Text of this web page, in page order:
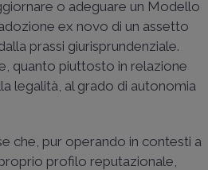
o adeguare un Modello
ex novo di un assetto
prassi giurisprundenziale.
quanto piuttosto in relazione
legalità, al grado di autonomia
che, pur operando in contesti a
profilo reputazionale,
dall’UNI (Ente italiano di
Normazione), propone le prime
linee guida ufficiali a supporto di
quelle imprese di piccole
dimensioni che scelgono di
diEnrico Napoletano -Avvocato in
Roma